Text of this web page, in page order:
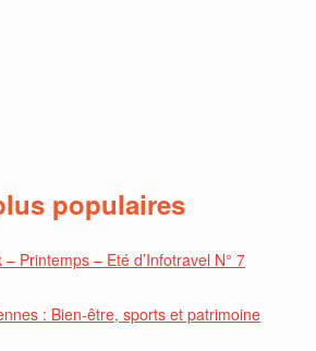
populaires
Printemps – Eté d’Infotravel N° 7
: Bien-être, sports et patrimoine